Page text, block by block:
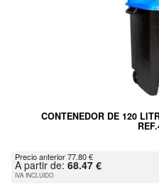
CONTENEDOR DE 120
Precio anterior 77.80 €
A partir de: 68.47 €
IVA INCLUIDO